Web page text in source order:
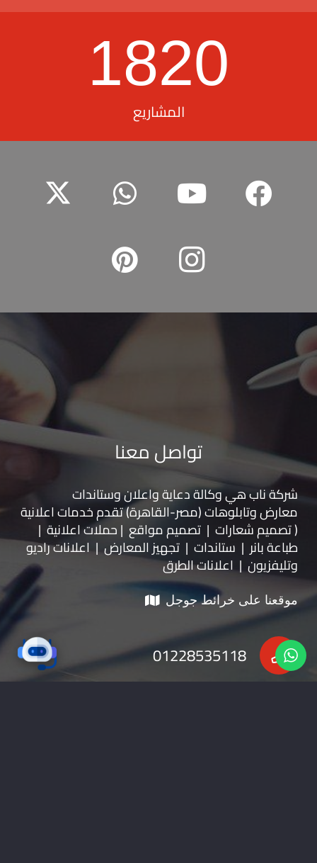
1820
المشاريع
تواصل معنا
شركة ناب هي وكالة دعاية واعلان وستاندات
معارضوتابلوهات(مصر-القاهرة) تقدم خدمات اعلانية
( تصميم شعارات | تصميم مواقع | حملات اعلانية |
طباعة بانر | ستاندات | تجهيز المعارض | اعلانات راديو
وتليفزيون | اعلانات الطرق
موقعنا على خرائط جوجل
01228535118